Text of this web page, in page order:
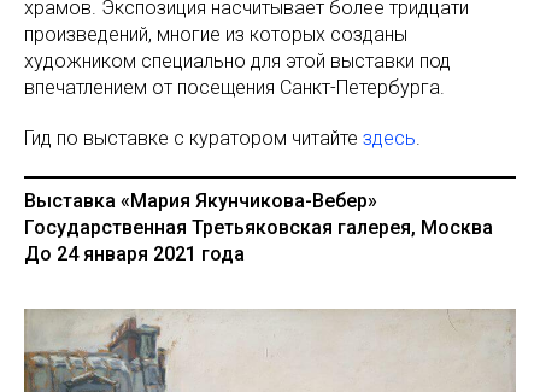
храмов. Экспозиция насчитывает более тридцати
произведений, многие из которых созданы
художником специально для этой выставки под
впечатлением от посещения Санкт-Петербурга.
Гид по выставке с куратором читайте здесь
Выставка «Мария Якунчикова-Вебер»
Государственная Третьяковская галерея, Москва
До 24 января 2021 года